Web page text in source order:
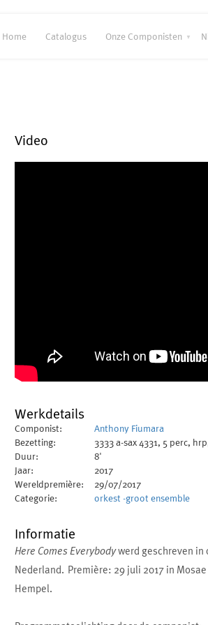
Home Catalogus Onze Componisten
Video
Werkdetails
Componist:
Anthony Fiumara
Bezetting:
3333 a-sax 4331, 5 perc,
Duur:
8'
Jaar:
2017
Wereldpremière: 29/07/2017
Categorie:
orkest -groot ensemble
Informatie
Here Comes Everybodywerd geschreven in
Nederland. Première: 29 juli 2017 in
Hempel.